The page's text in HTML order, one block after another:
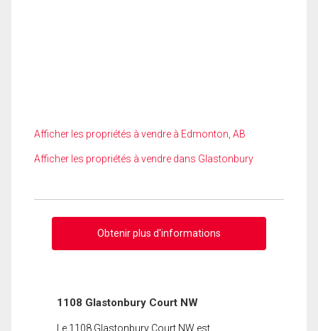
Afficher les propriétés à vendre à Edmonton, AB
Afficher les propriétés à vendre dans Glastonbury
Obtenir plus d'informations
1108 Glastonbury Court NW
Le 1108 Glastonbury Court NW est